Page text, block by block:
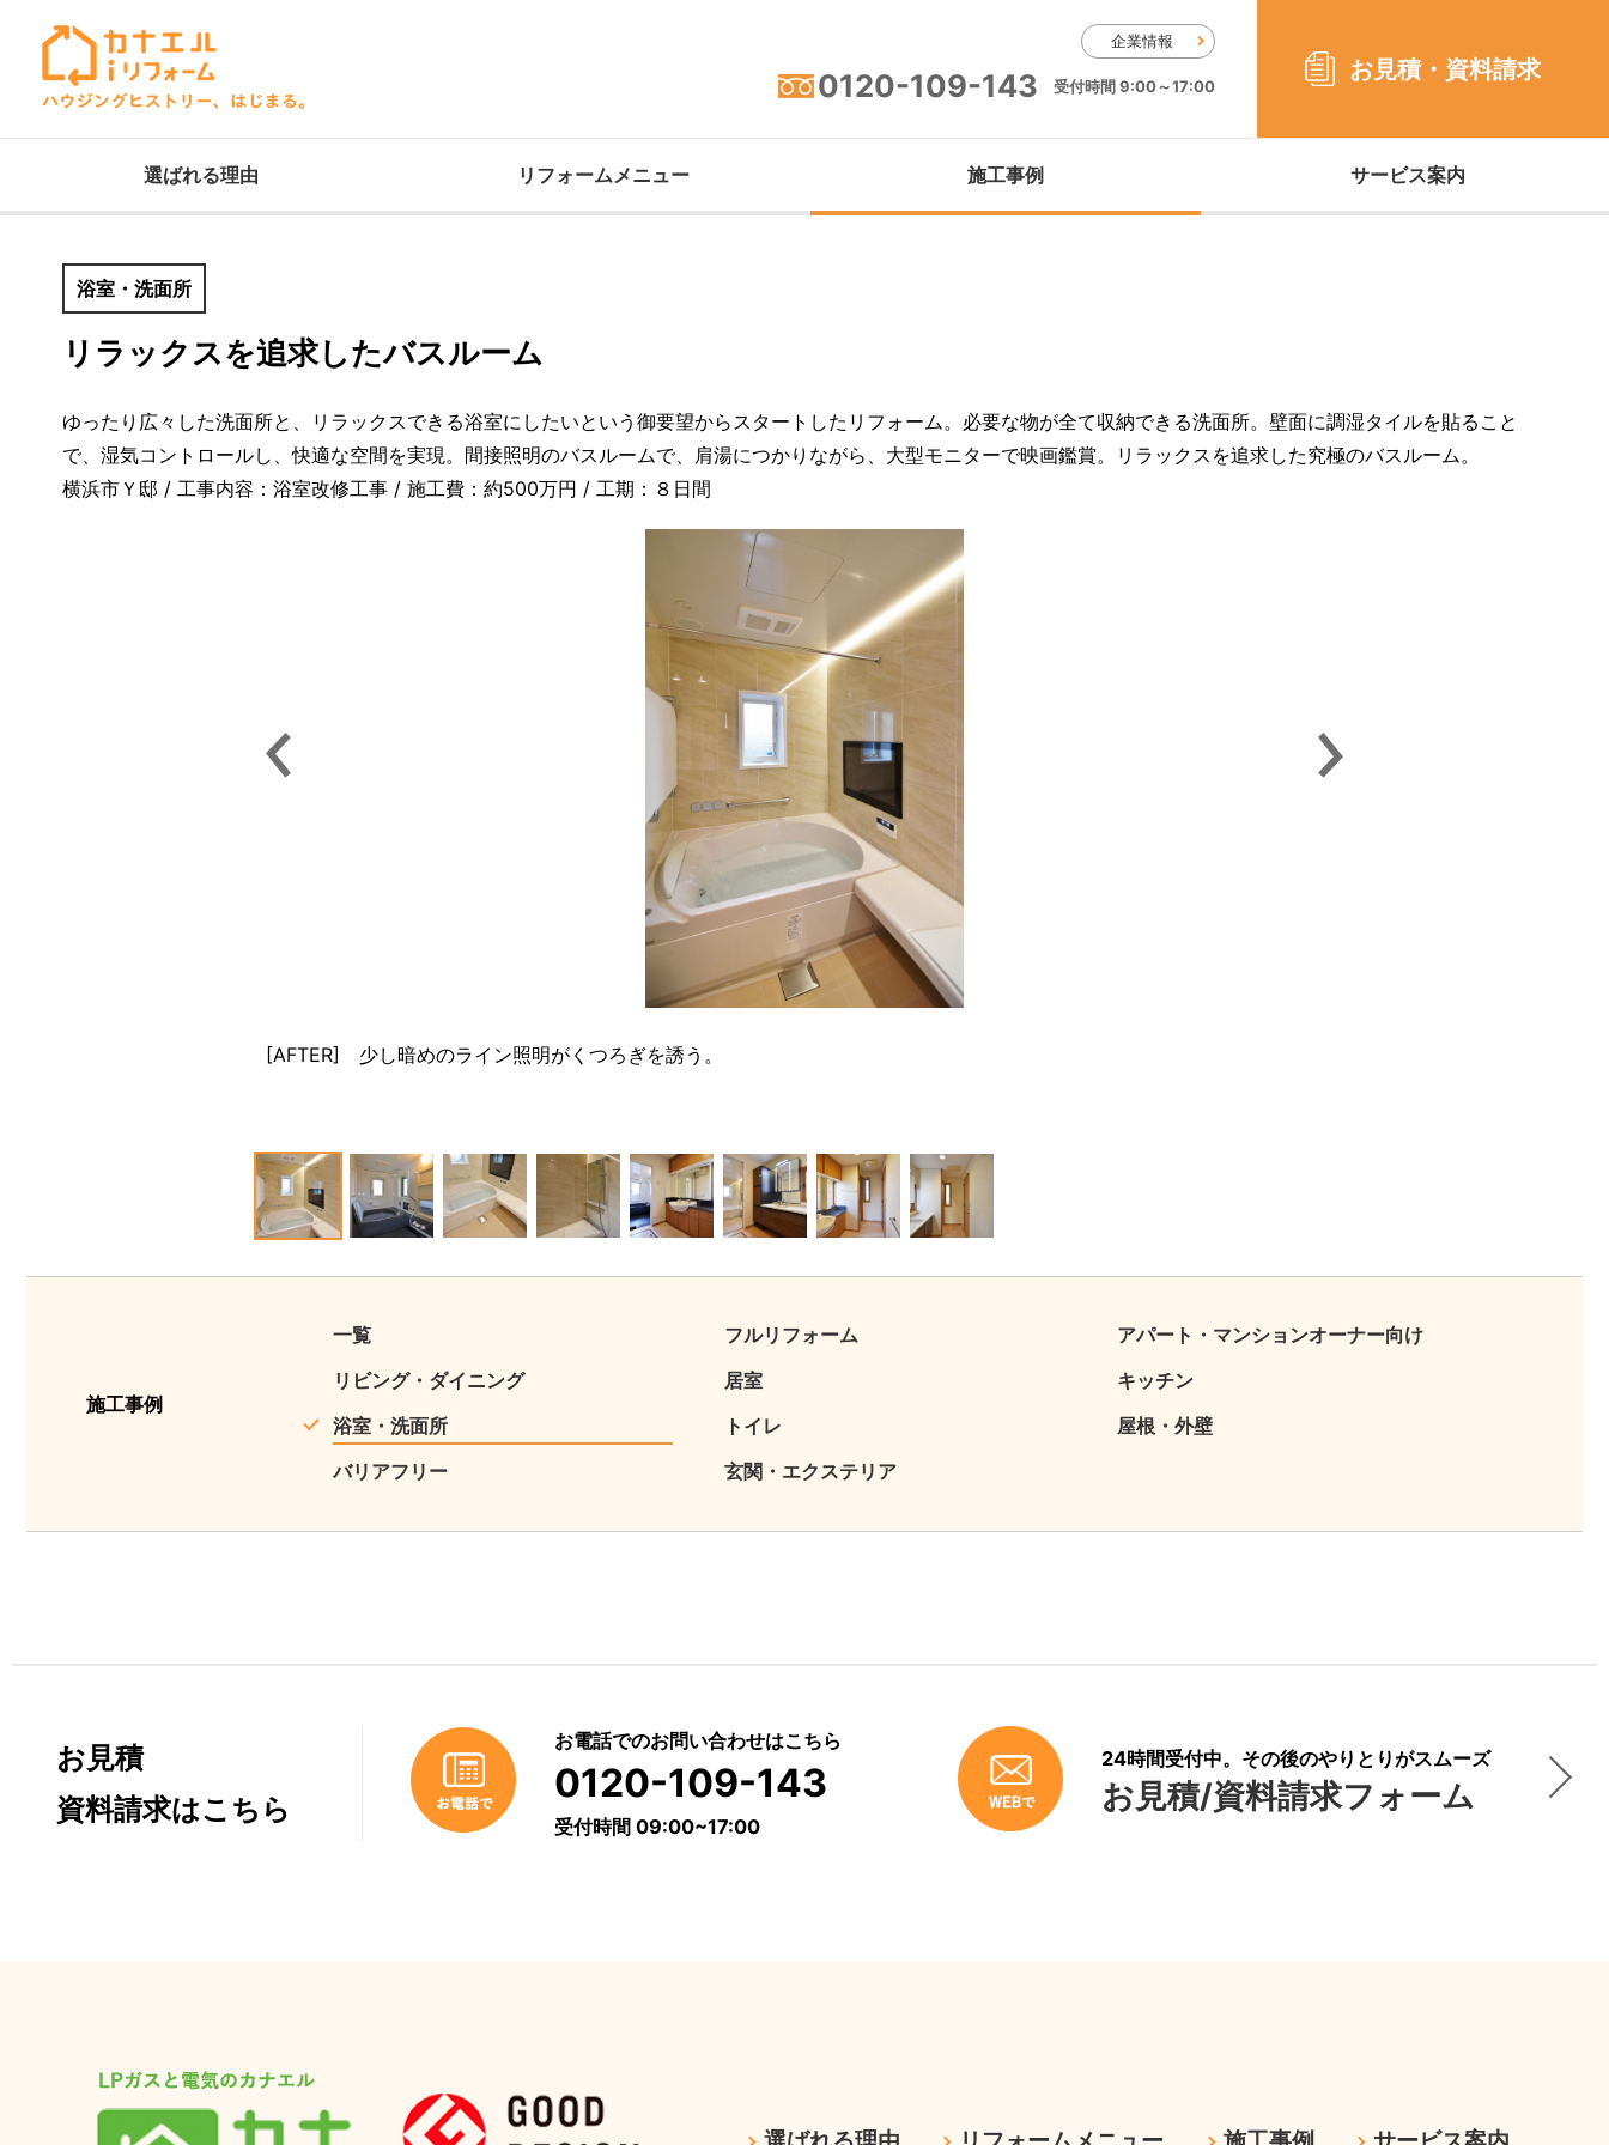
企業情報
0120-109-143 受付時間 9:00～17:00
お見積・ 資料請求
選ばれる理由 リフォームメニュー 施工事例 サービス案内
浴室・洗面所
リラックスを追求したバスルーム
ゆったり広々した洗面所と、リラックスできる浴室にしたいという御要望からスタートしたリフォーム。必要な物が全て収納できる洗面所。壁面に調湿タイルを貼ること
で、湿気コントロールし、快適な空間を実現。間接照明のバスルームで、肩湯につかりながら、大型モニターで映画鑑賞。リラックスを追求した究極のバスルーム。
横浜市Ｙ邸 / 工事内容：浴室改修工事 / 施工費：約500万円 / 工期：８日間
[AFTER] 少し暗めのライン照明がくつろぎを誘う。
1 2 3 5 6 7 8
施工事例
一覧 フルリフォーム
アパート・マンションオーナー向け
リビング・ダイニング
居室
キッチン
浴室・洗面所
トイレ
屋根・外壁
バリアフリー
玄関・エクステリア
お見積
資料請求はこちら
お電話でのお問い合わせはこちら
0120-109-143
受付時間 09:00~17:00
24時間受付中。その後のやりとりがスムーズ
お見積/資料請求フォーム